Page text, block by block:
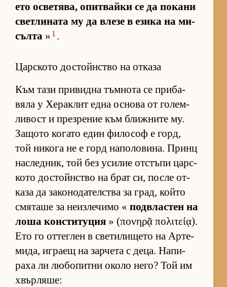
ето ос­ве­тя­ва, опит­вайки се да по­кани
свет­ли­ната му да влезе в езика на ми­
сълта » 1 .
Царското достойнство на отказа
Към тази при­видна тъм­нота се при­ба­
вяла у Хе­рак­лит една ос­нова от го­лем­
ли­вост и през­ре­ние към ближ­ните му.
За­щото ко­гато един фи­ло­соф е горд,
той ни­кога не е горд на­по­ло­ви­на. Принц
нас­лед­ник, той без уси­лие от­с­тъпи цар­с­
кото дос­тойн­с­тво на брат си, после от­
каза да за­ко­но­да­тел­с­тва за град, който
смя­таше за не­из­ле­чимо « под­в­лас­тен на
лоша кон­с­ти­ту­ция » (πονηρᾷ πολιτείᾳ).
Ето го от­тег­лен в све­ти­ли­щето на Ар­те­
ми­да, иг­раещ на зар­чета с де­ца. На­пи­
раха ли лю­бо­питни около не­го? Той им
хвър­ля­ше: